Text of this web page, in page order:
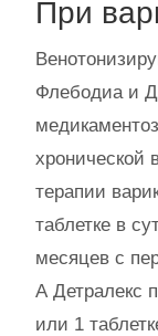
При
Флебодиа и
хронической
терапии
таблетке в
месяцев с
А Детралекс
или 1